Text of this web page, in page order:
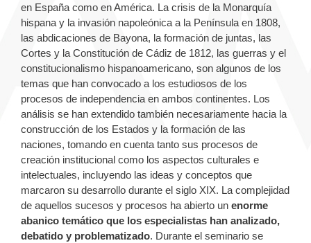
en España como en América. La crisis de la Monarquía
hispana y la invasión napoleónica a la Península en 1808,
las abdicaciones de Bayona, la formación de juntas, las
Cortes y la Constitución de Cádiz de 1812, las guerras y el
constitucionalismo hispanoamericano, son algunos de los
temas que han convocado a los estudiosos de los
procesos de independencia en ambos continentes. Los
análisis se han extendido también necesariamente hacia la
construcción de los Estados y la formación de las
naciones, tomando en cuenta tanto sus procesos de
creación institucional como los aspectos culturales e
intelectuales, incluyendo las ideas y conceptos que
marcaron su desarrollo durante el siglo XIX. La complejidad
de aquellos sucesos y procesos ha abierto un enorme
abanico temático que los especialistas han analizado,
debatido y problematizado. Durante el seminario se